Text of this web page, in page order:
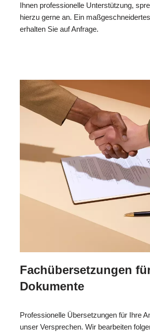
Ihnen professionelle Unterstützung,
hierzu gerne an. Ein
erhalten Sie auf Anfrage.
Fachübersetzungen
Dokumente
Professionelle Übersetzungen für Ihre
unser Versprechen. Wir bearbeiten